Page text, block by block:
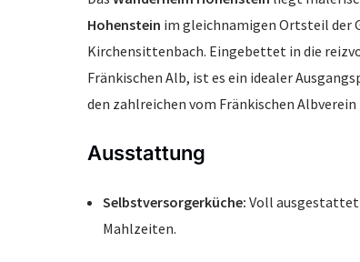
Hohenstein im gleichnamigen Ortsteil der
Kirchensittenbach. Eingebettet in die
Fränkischen Alb, ist es ein idealer
den zahlreichen vom Fränkischen Albverein
Ausstattung
Selbstversorgerküche: Voll
Mahlzeiten.